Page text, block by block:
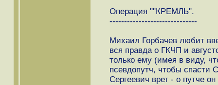
Операция ""КРЕМЛЬ".
------------------------------
Михаил Горбачев любит
вся правда о ГКЧП и
только ему (имея в виду,
псевдопутч, чтобы
Сергеевич врет - о путче